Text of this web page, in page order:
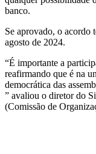
banco.
Se aprovado, o acordo
agosto de 2024.
“É importante a
reafirmando que é na
democrática das
” avaliou o diretor do
(Comissão de